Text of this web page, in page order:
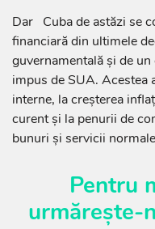
Dar Cuba de astăzi se
financiară din ultimele
guvernamentală şi de
impus de SUA. Acestea
interne, la creşterea
curent şi la penurii de
bunuri şi servicii
Pentru
urmărește-